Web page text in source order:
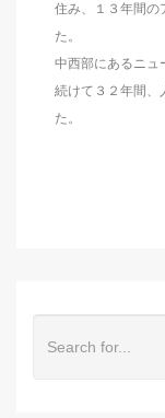
住み、１３年間の
た。
中西部にあるニュ
続けて３２年間、
た。